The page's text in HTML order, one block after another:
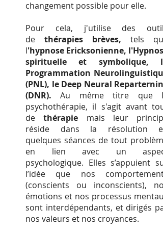
changement possible pour elle.
Pour cela, j'utilise des outils
de thérapies brèves, tels que
l'hypnose Ericksonienne, l'Hypnose
spirituelle et symbolique, la
Programmation Neurolinguistique
(PNL), le Deep Neural Reparterning
(DNR).Au même titre que la
psychothérapie, il s'agit avant tout
dethérapie mais leur principe
réside dans la résolution en
quelques séances de tout problème
en lien avec un aspect
psychologique. Elles s’appuient sur
l’idée que nos comportements
(conscients ou inconscients), nos
émotions et nos processus mentaux
sont interdépendants, et dirigés par
nos valeurs et nos croyances.